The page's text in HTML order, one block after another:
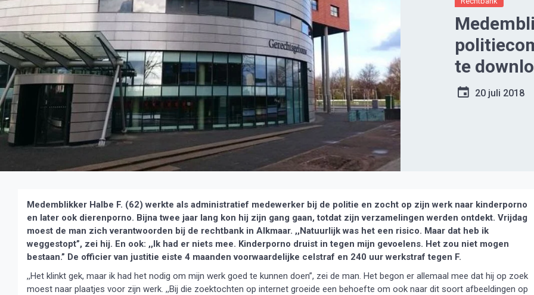
te
20 juli 2018
Medemblikker Halbe F. (62) werkte als administratief medewerker bij de politie en zocht op zijn werk naar kinderporno
en later ook dierenporno. Bijna twee jaar lang kon hij zijn gang gaan, totdat zijn verzamelingen werden ontdekt. Vrijdag
moest de man zich verantwoorden bij de rechtbank in Alkmaar. ,,Natuurlijk was het een risico. Maar dat heb ik
weggestopt”, zei hij. En ook: ,,Ik had er niets mee. Kinderporno druist in tegen mijn gevoelens. Het zou niet mogen
bestaan.” De officier van justitie eiste 4 maanden voorwaardelijke celstraf en 240 uur werkstraf tegen F.
,,Het klinkt gek, maar ik had het nodig om mijn werk goed te kunnen doen”, zei de man. Het begon er allemaal mee dat hij op zoek
moest naar plaatjes voor zijn werk. ,,Bij die zoektochten op internet groeide een behoefte om ook naar dit soort afbeeldingen op